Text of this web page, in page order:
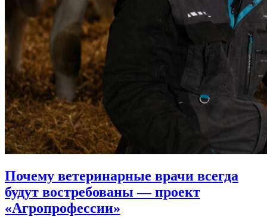
Почему ветеринарные врачи всегда
будут востребованы — проект
«Агропрофессии»